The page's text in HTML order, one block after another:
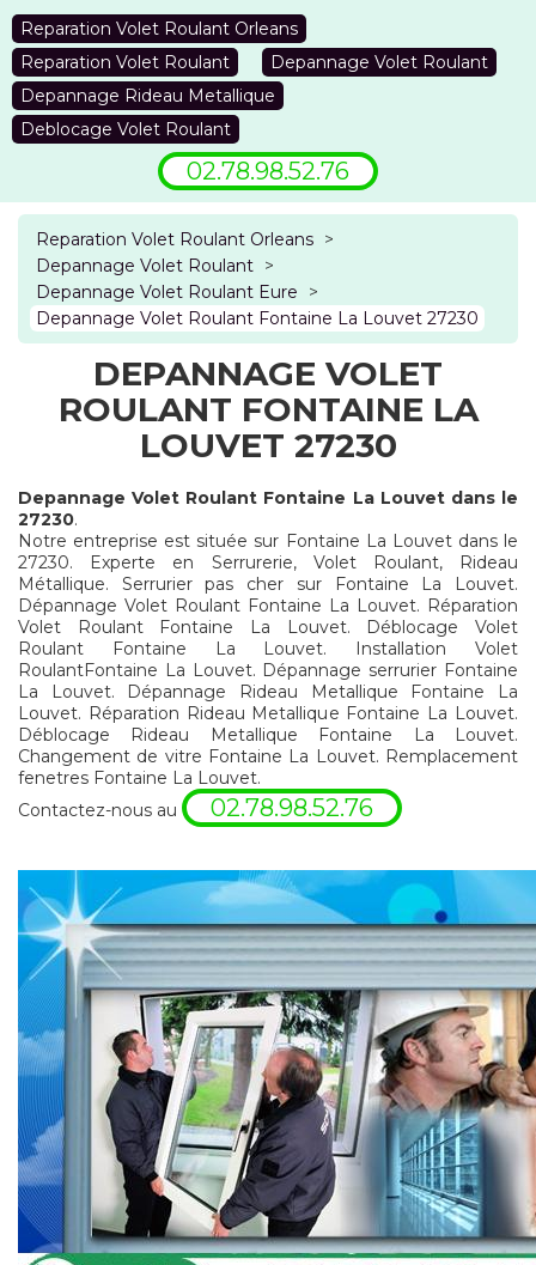
Reparation Volet Roulant Orleans
Reparation Volet Roulant
Depannage Volet Roulant
Depannage Rideau Metallique
Deblocage Volet Roulant
02.78.98.52.76
Reparation Volet Roulant Orleans >
Depannage Volet Roulant >
Depannage Volet Roulant Eure
>
Depannage Volet Roulant Fontaine La Louvet 27230
DEPANNAGE VOLET
ROULANT FONTAINE LA
LOUVET 27230
Depannage Volet Roulant Fontaine La Louvet dans le
27230.
Notre entreprise est située sur Fontaine La Louvet dans le
27230. Experte en Serrurerie, Volet Roulant, Rideau
Métallique. Serrurier pas cher sur Fontaine La Louvet.
Dépannage Volet Roulant Fontaine La Louvet. Réparation
Volet Roulant Fontaine La Louvet. Déblocage Volet
Roulant Fontaine La Louvet. Installation Volet
RoulantFontaine La Louvet. Dépannage serrurier Fontaine
La Louvet. Dépannage Rideau Metallique Fontaine La
Louvet. Réparation Rideau Metallique Fontaine La Louvet.
Déblocage Rideau Metallique Fontaine La Louvet.
Changement de vitre Fontaine La Louvet. Remplacement
fenetres Fontaine La Louvet.
Contactez-nous au
02.78.98.52.76